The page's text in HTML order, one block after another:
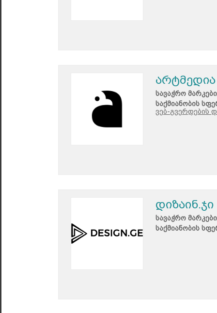
არტმედია
სავაჭრო
საქმიანობის
ვებ-გვერდების
დიზაინ.ჯი
სავაჭრო
საქმიანობის